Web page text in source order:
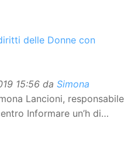
delle Donne con
15:56 da Simona
Lancioni, responsabile
Informare un’h di